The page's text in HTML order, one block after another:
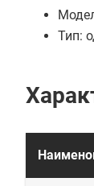
Тип: